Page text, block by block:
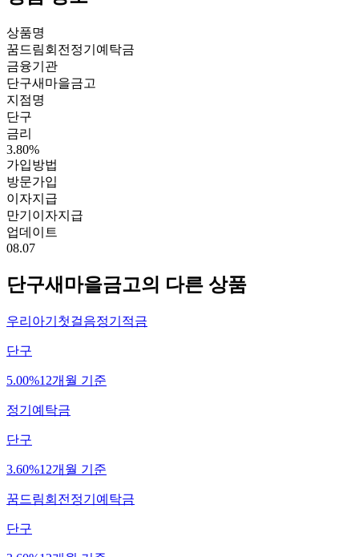
상품명
꿈드림회전정기예탁금
금융기관
단구새마을금고
지점명
단구
금리
3.80%
가입방법
방문가입
이자지급
만기이자지급
업데이트
08.07
단구새마을금고의 다른 상품
우리아기첫걸음정기적금
단구
5.00%12개월 기준
정기예탁금
단구
3.60%12개월 기준
꿈드림회전정기예탁금
단구